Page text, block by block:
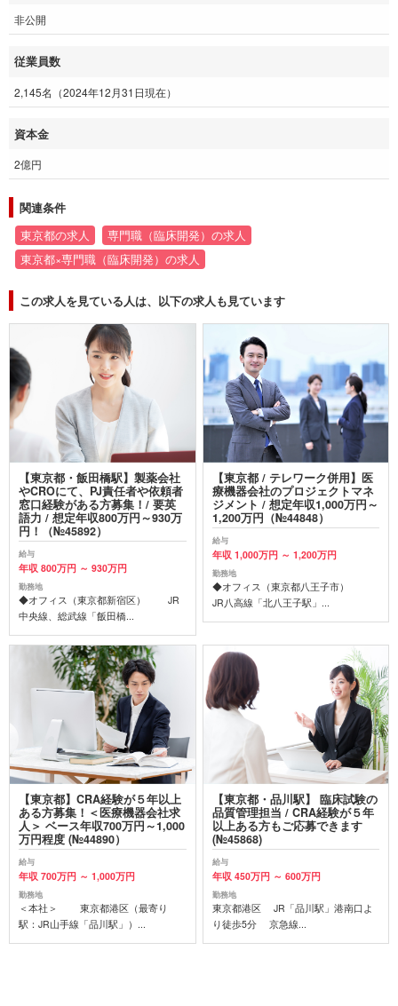
非公開
従業員数
2,145名（2024年12月31日現在）
資本金
2億円
関連条件
東京都の求人
専門職（臨床開発）の求人
東京都×専門職（臨床開発）の求人
この求人を見ている人は、以下の求人も見ています
【東京都・飯田橋駅】製薬会社
やCROにて、PJ責任者や依頼者
窓口経験がある方募集！/ 要英
語力 / 想定年収800万円～930万
円！（№45892）
給与
年収 800万円 ～ 930万円
勤務地
◆オフィス（東京都新宿区） JR
中央線、総武線「飯田橋...
【東京都 / テレワーク併用】医
療機器会社のプロジェクトマネ
ジメント / 想定年収1,000万円～
1,200万円（№44848）
給与
年収 1,000万円 ～ 1,200万円
勤務地
◆オフィス（東京都八王子市）
JR八高線「北八王子駅」...
【東京都】CRA経験が５年以上
ある方募集！＜医療機器会社求
人＞ ベース年収700万円～1,000
万円程度 (№44890）
給与
年収 700万円 ～ 1,000万円
勤務地
＜本社＞ 東京都港区（最寄り
駅：JR山手線「品川駅」）...
【東京都・品川駅】 臨床試験の
品質管理担当 / CRA経験が５年
以上ある方もご応募できます
(№45868)
給与
年収 450万円 ～ 600万円
勤務地
東京都港区 JR「品川駅」港南口よ
り徒歩5分 京急線...